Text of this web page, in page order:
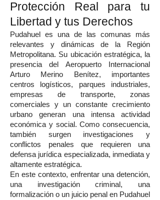
Protección Real para tu
Libertad y tus Derechos
Pudahuel es una de las comunas más
relevantes y dinámicas de la Región
Metropolitana. Su ubicación estratégica, la
presencia del Aeropuerto Internacional
Arturo Merino Benítez, importantes
centros logísticos, parques industriales,
empresas de transporte, zonas
comerciales y un constante crecimiento
urbano generan una intensa actividad
económica y social. Como consecuencia,
también surgen investigaciones y
conflictos penales que requieren una
defensa jurídica especializada, inmediata y
altamente estratégica.
En este contexto, enfrentar una detención,
una investigación criminal, una
formalización o un juicio penal en Pudahuel